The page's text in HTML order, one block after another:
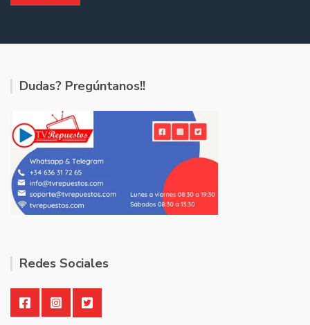
Dudas? Pregúntanos!!
Redes Sociales